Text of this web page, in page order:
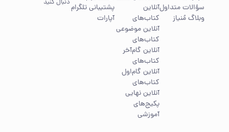
سؤالات متداول
وبلاگ مُنیاز
آنلاین
کتاب‌های
آنلاین موضوعی
کتاب‌های
آنلاین گام‌آخر
کتاب‌های
آنلاین گام‌اول
کتاب‌های
آنلاین نهایی
پکیج‌های
آموزشی
پشتیبانی تلگرام
آپارات
دنبال کنید